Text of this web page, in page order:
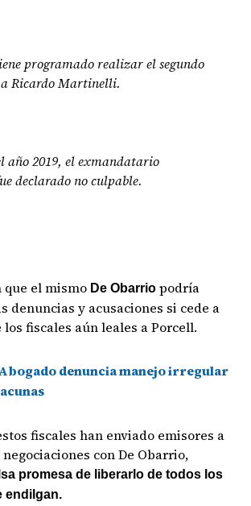
programado realizar el segundo
Ricardo Martinelli.
año 2019, el exmandatario
declarado no culpable.
que el mismo De Obarrio podría
denuncias y acusaciones si cede a
fiscales aún leales a Porcell.
denuncia manejo irregular
fiscales han enviado emisores a
con De Obarrio,
promesa de liberarlo de todos los
endilgan.